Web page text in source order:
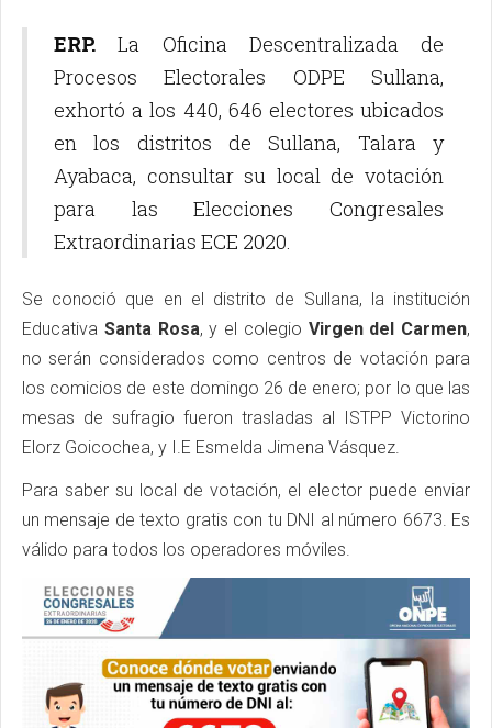
ERP. La Oficina Descentralizada de
Procesos Electorales ODPE Sullana,
exhortó a los 440, 646 electores ubicados
en los distritos de Sullana, Talara y
Ayabaca, consultar su local de votación
para las Elecciones Congresales
Extraordinarias ECE 2020.
Se conoció que en el distrito de Sullana, la institución
Educativa Santa Rosa, y el colegio Virgen del Carmen,
no serán considerados como centros de votación para
los comicios de este domingo 26 de enero; por lo que las
mesas de sufragio fueron trasladas al ISTPP Victorino
Elorz Goicochea, y I.E Esmelda Jimena Vásquez.
Para saber su local de votación, el elector puede enviar
un mensaje de texto gratis con tu DNI al número 6673. Es
válido para todos los operadores móviles.